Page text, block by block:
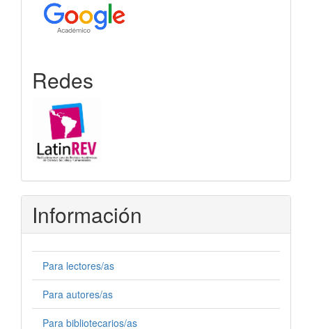
Redes
Información
Para lectores/as
Para autores/as
Para bibliotecarios/as